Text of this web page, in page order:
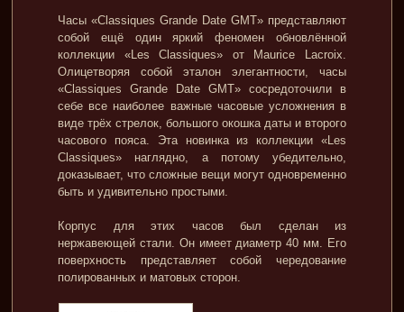
Часы «Classiques Grande Date GMT» представляют
собой ещё один яркий феномен обновлённой
коллекции «Les Classiques» от Maurice Lacroix.
Олицетворяя собой эталон элегантности, часы
«Classiques Grande Date GMT» сосредоточили в
себе все наиболее важные часовые усложнения в
виде трёх стрелок, большого окошка даты и второго
часового пояса. Эта новинка из коллекции «Les
Classiques» наглядно, а потому убедительно,
доказывает, что сложные вещи могут одновременно
быть и удивительно простыми.
Корпус для этих часов был сделан из
нержавеющей стали. Он имеет диаметр 40 мм. Его
поверхность представляет собой чередование
полированных и матовых сторон.